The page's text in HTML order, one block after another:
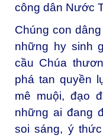
công dân Nước
Chúng con
những hy sinh
cầu Chúa
phá tan quyền
mê muội, đạo
những ai đang
soi sáng, ý